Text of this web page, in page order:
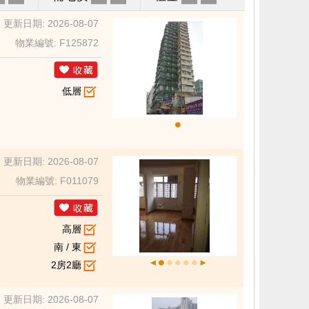
更新日期: 2026-08-07
物業編號: F125872
低層
更新日期: 2026-08-07
物業編號: F011079
高層
南 / 東
2房2廳
更新日期: 2026-08-07